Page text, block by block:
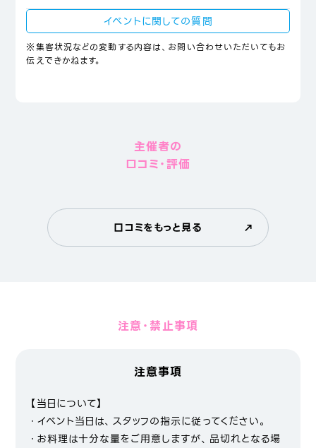
イベントに関しての質問
※集客状況などの変動する内容は、お問い合わせいただいてもお
伝えできかねます。
主催者の
口コミ・評価
口コミをもっと見る
注意・禁止事項
注意事項
【当日について】
・イベント当日は、スタッフの指示に従ってください。
・お料理は十分な量をご用意しますが、品切れとなる場